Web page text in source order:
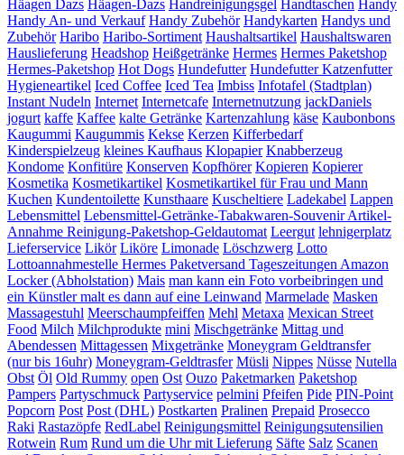
Häagen Dazs Häagen-Dazs Handreinigungsgel Handtaschen Handy
Handy An- und Verkauf Handy Zubehör Handykarten Handys und
Zubehör Haribo Haribo-Sortiment Haushaltsartikel Haushaltswaren
Hauslieferung Headshop Heißgetränke Hermes Hermes Paketshop
Hermes-Paketshop Hot Dogs Hundefutter Hundefutter Katzenfutter
Hygieneartikel Iced Coffee Iced Tea Imbiss Infotafel (Stadtplan)
Instant Nudeln Internet Internetcafe Internetnutzung jackDaniels
jogurt kaffe Kaffee kalte Getränke Kartenzahlung käse Kaubonbons
Kaugummi Kaugummis Kekse Kerzen Kifferbedarf
Kinderspielzeug kleines Kaufhaus Klopapier Knabberzeug
Kondome Konfitüre Konserven Kopfhörer Kopieren Kopierer
Kosmetika Kosmetikartikel Kosmetikartikel für Frau und Mann
Kuchen Kundentoilette Kunsthaare Kuscheltiere Ladekabel Lappen
Lebensmittel Lebensmittel-Getränke-Tabakwaren-Souvenir Artikel-
Annahme Reinigung-Paketshop-Geldautomat Leergut lehnigerplatz
Lieferservice Likör Liköre Limonade Löschzwerg Lotto
Lottoannahmestelle Hermes Paketversand Tageszeitungen Amazon
Locker (Abholstation) Mais man kann ein Foto vorbeibringen und
ein Künstler malt es dann auf eine Leinwand Marmelade Masken
Massagestuhl Meerschaumpfeiffen Mehl Metaxa Mexican Street
Food Milch Milchprodukte mini Mischgetränke Mittag und
Abendessen Mittagessen Mixgetränke Moneygram Geldtransfer
(nur bis 16uhr) Moneygram-Geldtrasfer Müsli Nippes Nüsse Nutella
Obst Öl Old Rummy open Ost Ouzo Paketmarken Paketshop
Pampers Partyschmuck Partyservice pelmini Pfeifen Pide PIN-Point
Popcorn Post Post (DHL) Postkarten Pralinen Prepaid Prosecco
Raki Rastazöpfe RedLabel Reinigungsmittel Reinigungsutensilien
Rotwein Rum Rund um die Uhr mit Lieferung Säfte Salz Scanen